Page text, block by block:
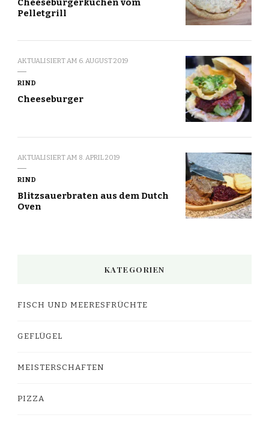
Cheeseburgerkuchen vom
Pelletgrill
AKTUALISIERT AM 6. AUGUST 2019
RIND
Cheeseburger
AKTUALISIERT AM 8. APRIL 2019
RIND
Blitzsauerbraten aus dem Dutch
Oven
KATEGORIEN
FISCH UND MEERESFRÜCHTE
GEFLÜGEL
MEISTERSCHAFTEN
PIZZA